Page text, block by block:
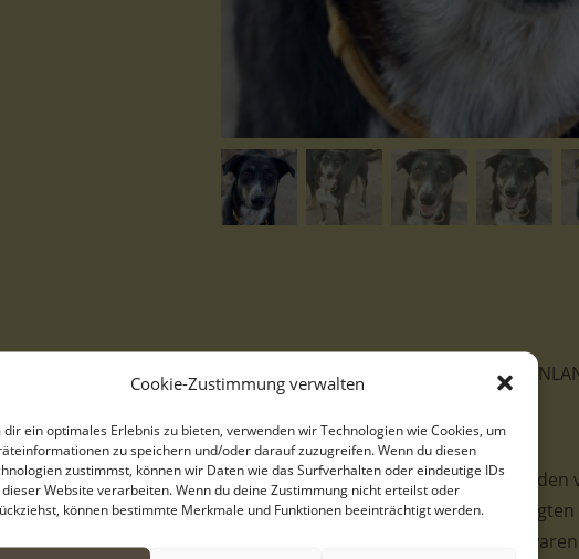
Cookie-Zustimmung verwalten
dir ein optimales Erlebnis zu bieten, verwenden wir Technologien wie Cookies, um
zu speichern und/oder darauf zuzugreifen. Wenn du diesen
zustimmst, können wir Daten wie das Surfverhalten oder eindeutige IDs
Website verarbeiten. Wenn du deine Zustimmung nicht erteilst oder
können bestimmte Merkmale und Funktionen beeinträchtigt werden.
Mareen, geb. 12/2017, lebt in
Mareen und ihre Schwester Doris wurden
Serres/Griechenland gefunden. Sie
etwas Fressbares zu bekommen. Sie